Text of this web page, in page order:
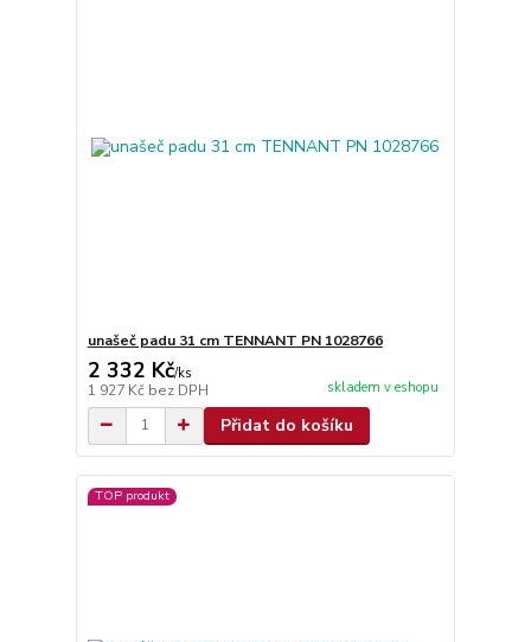
unašeč padu 31 cm TENNANT PN 1028766
2 332 Kč/ks
1 927 Kč bez DPH skladem v eshopu
Přidat do košíku
TOP produkt